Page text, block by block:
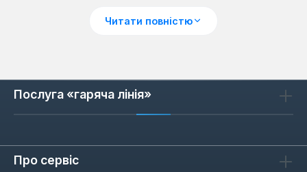
гіпсокартонних конструкцій, збирання
меблів, робіт з деревом та металом.
сталеві профілі товщиною до 2 мм. Для
Читати повністю
Послуга «гаряча лінія»
Про сервіс